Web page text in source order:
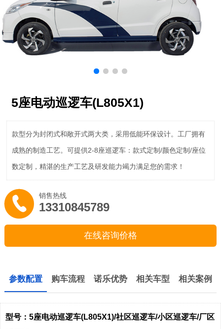
5座电动巡逻车(L805X1)
款型分为封闭式和敞开式两大类，采用低能环保设计。工厂拥有
成熟的制造工艺。可提供2-8座巡逻车：款式定制/颜色定制/座位
数定制，精湛的生产工艺及研发能力竭力满足您的需求！
销售热线
13310845789
在线咨询价格
参数配置 购车流程 诺乐优势 相关车型 相关案例
型号：5座电动巡逻车(L805X1)/社区巡逻车/小区巡逻车/厂区